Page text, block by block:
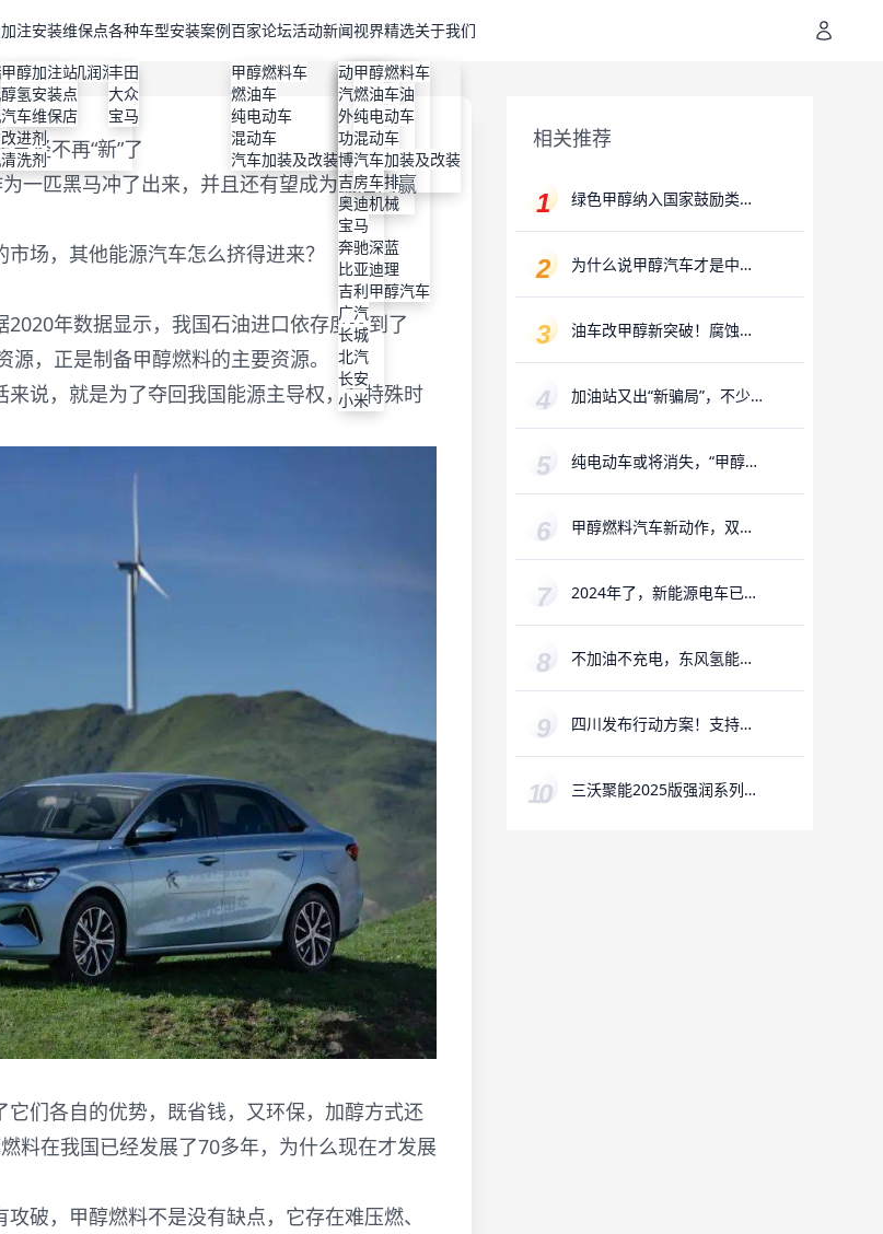
燃料发动机润滑油
进剂
洗剂
加注安装维保点
甲醇加注站
醇氢安装点
汽车维保店
各种车型安装案例
丰田
大众
宝马
百家论坛
甲醇燃料车
丰田
上汽大通
本田
宝马
现代
通用
福特
广汽
长安深蓝
技术原理
吉利甲醇汽车
燃油车
维保店地址
高性能机油
机油改进剂
使用说明
检验与专利
节能减排
保护机械
纯电动车
特斯拉
理想
小鹏
蔚来
智界
奇瑞
奥迪
宝马
奔驰
比亚迪
吉利
广汽
长城
北汽
长安
小米
混动车
比亚迪
本田
丰田
大众
宝马
吉利
汽车加装及改装
动力改装
汽车美容
外观改装
功能改装
博格华纳
活动新闻视界精选
甲醇燃料车
燃油车
纯电动车
混动车
汽车加装及改装
房车
关于我们
经不再“新”了
一匹黑马冲了出来，并且还有望成为最后的赢
场，其他能源汽车怎么挤得进来？
年数据显示，我国石油进口依存度达到了
，正是制备甲醇燃料的主要资源。
说，就是为了夺回我国能源主导权，在特殊时
们各自的优势，既省钱，又环保，加醇方式还
料在我国已经发展了70多年，为什么现在才发展
破，甲醇燃料不是没有缺点，它存在难压燃、
相关推荐
绿色甲醇纳入国家鼓励类产
为什么说甲醇汽车才是中国
油车改甲醇新突破！腐蚀、
加油站又出“新骗局”，不少
纯电动车或将消失，“甲醇汽
甲醇燃料汽车新动作，双油
2024年了，新能源电车已经
不加油不充电，东风氢能源
四川发布行动方案！支持氢
三沃聚能2025版强润系列润